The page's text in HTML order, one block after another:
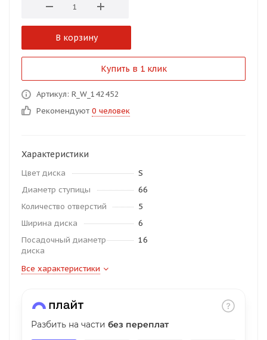
В корзину
Купить в 1 клик
Артикул: R_W_142452
Рекомендуют 0 человек
Характеристики
Цвет диска
S
Диаметр ступицы
66
Количество отверстий
5
Ширина диска
6
Посадочный диаметр
диска
16
Все характеристики
Разбить на части без переплат
% каждые 2 недели
об оплате Плайтом
недели
plait.ru